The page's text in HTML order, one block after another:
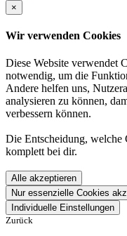
×
Wir verwenden Cookies
Diese Website verwendet
notwendig, um die
Andere helfen uns,
analysieren zu können,
verbessern können.
Die Entscheidung, welche
komplett bei dir.
Alle akzeptieren
Nur essenzielle Cookies
Individuelle Einstellungen
Zurück